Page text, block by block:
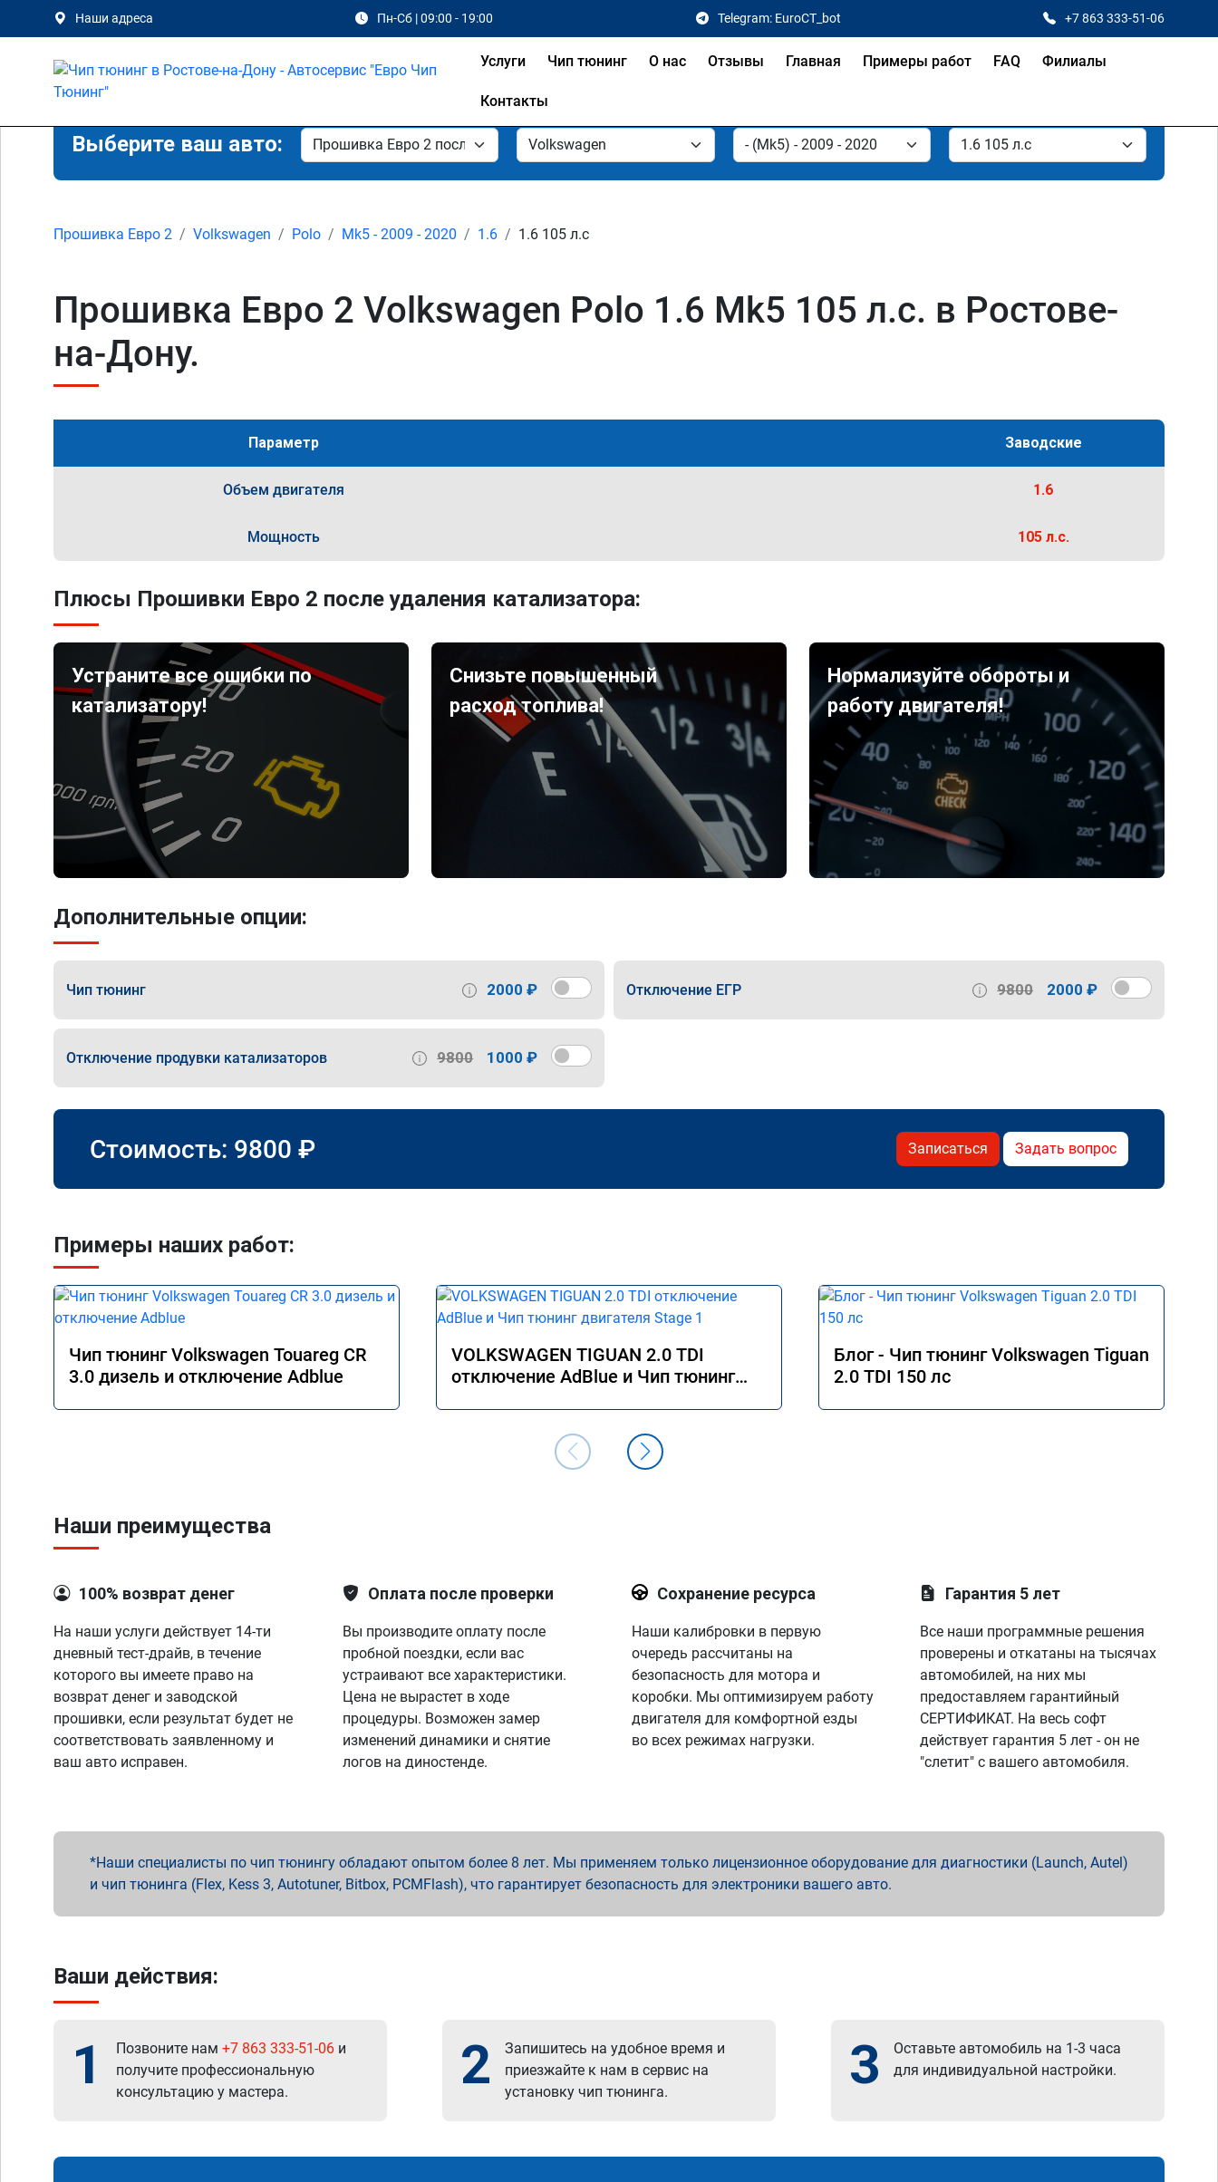
Наши адреса Пн-Сб | 09:00 - 19:00 Telegram: EuroCT_bot +7 863 333-51-06
Услуги Чип тюнинг О нас Отзывы Главная Примеры работ FAQ Филиалы
Контакты
Выберите ваш авто:
Прошивка Евро 2 Volkswagen Polo Mk5 - 2009 - 2020 1.6 1.6 105 л.с
Прошивка Евро 2 Volkswagen Polo 1.6 Mk5 105 л.с. в Ростове-
на-Дону.
Параметр Заводские
Объем двигателя 1.6
Мощность 105 л.с.
Плюсы Прошивки Евро 2 после удаления катализатора:
Устраните все ошибки по
катализатору!
Снизьте повышенный
расход топлива!
Нормализуйте обороты и
работу двигателя!
Дополнительные опции:
Чип тюнинг 2000 ₽ Отключение ЕГР 9800 2000 ₽
Отключение продувки катализаторов 9800 1000 ₽
Стоимость: 9800 ₽ Записаться Задать вопрос
Примеры наших работ:
Чип тюнинг Volkswagen Touareg CR
3.0 дизель и отключение Adblue
VOLKSWAGEN TIGUAN 2.0 TDI
отключение AdBlue и Чип тюнинг
Блог - Чип тюнинг Volkswagen Tiguan
2.0 TDI 150 лс
Наши преимущества
100% возврат денег
На наши услуги действует 14-ти
дневный тест-драйв, в течение
которого вы имеете право на
возврат денег и заводской
прошивки, если результат будет не
соответствовать заявленному и
ваш авто исправен.
Оплата после проверки
Вы производите оплату после
пробной поездки, если вас
устраивают все характеристики.
Цена не вырастет в ходе
процедуры. Возможен замер
изменений динамики и снятие
логов на диностенде.
Сохранение ресурса
Наши калибровки в первую
очередь рассчитаны на
безопасность для мотора и
коробки. Мы оптимизируем работу
двигателя для комфортной езды
во всех режимах нагрузки.
Гарантия 5 лет
Все наши программные решения
проверены и откатаны на тысячах
автомобилей, на них мы
предоставляем гарантийный
СЕРТИФИКАТ. На весь софт
действует гарантия 5 лет - он не
"слетит" с вашего автомобиля.
Наши специалисты по чип тюнингу обладают опытом более 8 лет. Мы применяем только лицензионное оборудование для диагностики (Launch, Autel)
и чип тюнинга (Flex, Kess 3, Autotuner, Bitbox, PCMFlash), что гарантирует безопасность для электроники вашего авто.
Ваши действия:
1 Позвоните нам +7 863 333-51-06 и
получите профессиональную
консультацию у мастера.
2
Запишитесь на удобное время и
приезжайте к нам в сервис на
установку чип тюнинга.
3
Оставьте автомобиль на 1-3 часа
для индивидуальной настройки.